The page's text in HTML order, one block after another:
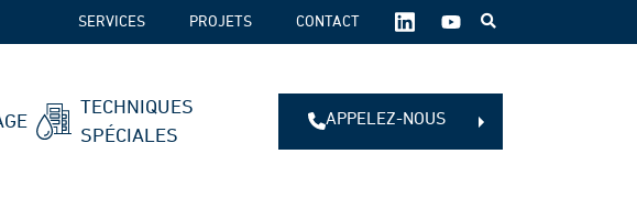
TECHNIQUES
SPÉCIALES
SERVICES PROJETS CONTACT
SUIVEZ-
NOUS
APPELEZ-NOUS